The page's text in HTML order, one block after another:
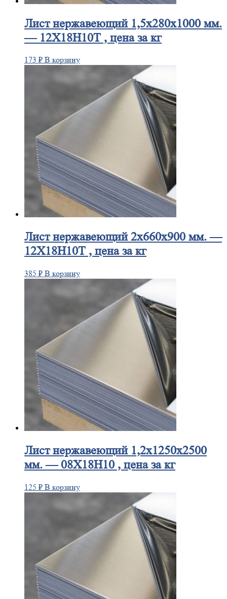
Листнержавеющий 1,5x280x1000 мм.
— 12Х18Н10Т , цена за кг
173 ₽ В корзину
Листнержавеющий 2x660x900 мм. —
12Х18Н10Т , цена за кг
385 ₽ В корзину
Листнержавеющий 1,2x1250x2500
мм. — 08Х18Н10 , цена за кг
125 ₽ В корзину